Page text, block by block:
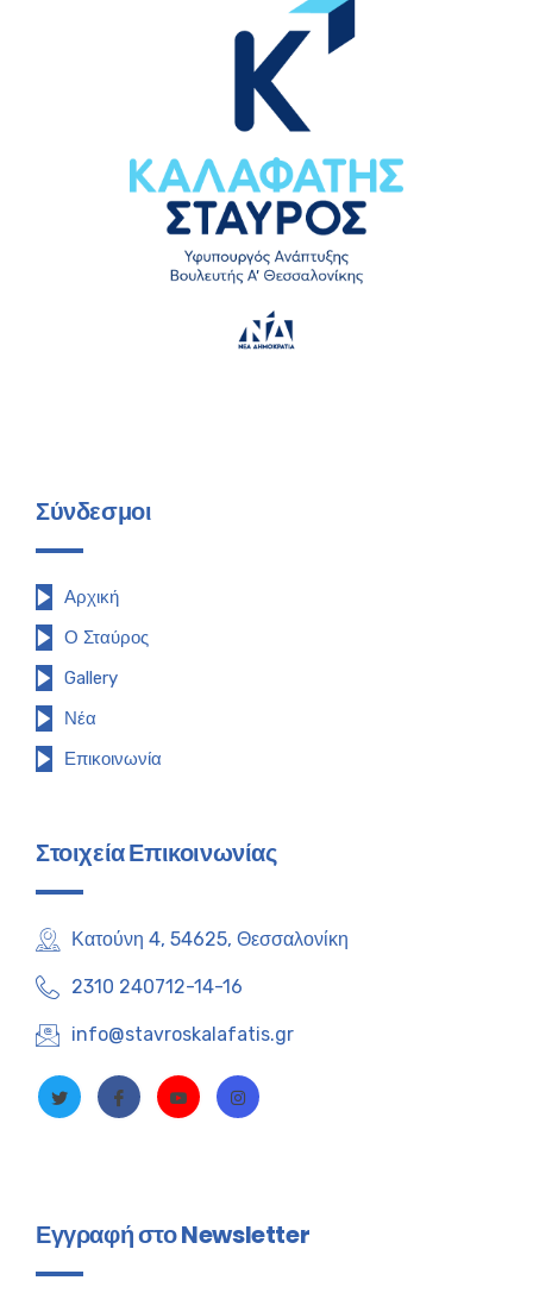
Σύνδεσμοι
Αρχική
Ο Σταύρος
Gallery
Νέα
Επικοινωνία
Στοιχεία Επικοινωνίας
Κατούνη 4, 54625, Θεσσαλονίκη
2310 240712-14-16
info@stavroskalafatis.gr
Εγγραφή στο Newsletter